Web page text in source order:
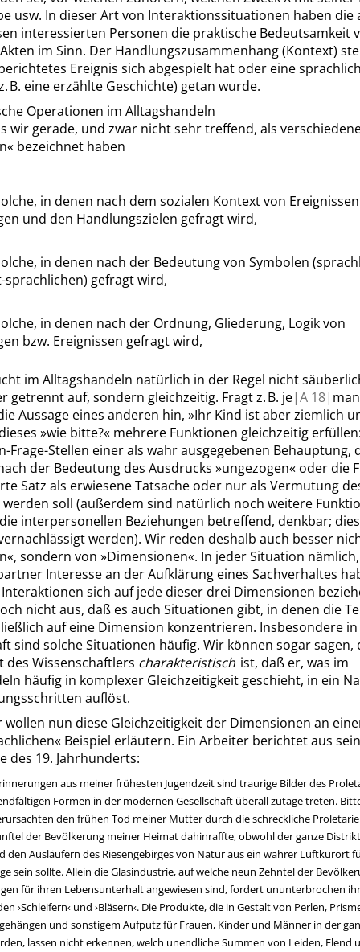
usw. In dieser Art von Interaktionssituationen haben die
interessierten Personen die praktische Bedeutsamkeit
im Sinn. Der Handlungszusammenhang (Kontext)
Ereignis sich abgespielt hat oder eine
B. eine erzählte Geschichte) getan wurde.
Operationen im Alltagshandeln
wir gerade, und zwar nicht sehr treffend, als
« bezeichnet haben
in denen nach dem sozialen Kontext von
und den Handlungszielen gefragt wird,
in denen nach der Bedeutung von Symbolen
sprachlichen) gefragt wird,
in denen nach der Ordnung, Gliederung, Logik von
bzw. Ereignissen gefragt wird,
im Alltagshandeln natürlich in der Regel nicht
getrennt auf, sondern gleichzeitig. Fragt z. B. je|A 18|
Aussage eines anderen hin, »Ihr Kind ist aber ziemlich
»wie bitte?« mehrere Funktionen gleichzeitig
Frage-Stellen einer als wahr ausgegebenen Behauptung,
der Bedeutung des Ausdrucks »ungezogen« oder die
Satz als erwiesene Tatsache oder nur als Vermutung
soll (außerdem sind natürlich noch weitere
interpersonellen Beziehungen betreffend, denkbar;
werden). Wir reden deshalb auch besser
«, sondern von »Dimensionen«. In jeder Situation
Interesse an der Aufklärung eines Sachverhaltes
sich auf jede dieser drei Dimensionen
nicht aus, daß es auch Situationen gibt, in denen die
auf eine Dimension konzentrieren. Insbesondere
sind solche Situationen häufig. Wir können sogar sagen,
des Wissenschaftlers charakteristisch ist, daß er, was im
häufig in komplexer Gleichzeitigkeit geschieht, in ein
auflöst.
wollen nun diese Gleichzeitigkeit der Dimensionen an
« Beispiel erläutern. Ein Arbeiter berichtet aus
des 19. Jahrhunderts:
aus meiner frühesten Jugendzeit sind traurige Bilder des
Formen in der modernen Gesellschaft überall zutage treten.
den frühen Tod meiner Mutter durch die schreckliche
der Bevölkerung meiner Heimat dahinraffte, obwohl der ganze
den Ausläufern des Riesengebirges von Natur aus ein wahrer Luftkurort
sein sollte. Allein die Glasindustrie, auf welche neun Zehntel der
für ihren Lebensunterhalt angewiesen sind, fordert ununterbrochen
›Schleifern‹ und ›Bläsern‹. Die Produkte, die in Gestalt von Perlen,
und sonstigem Aufputz für Frauen, Kinder und Männer in der
lassen nicht erkennen, welch unendliche Summen von Leiden, Elend